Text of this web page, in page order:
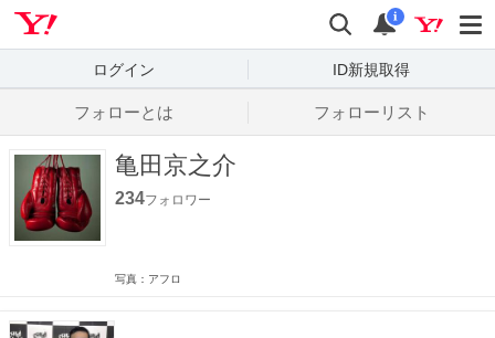
検索
通知
i
ログイン ID新規取得
フォローとは フォローリスト
亀田京之介
234フォロワー
写真：アフロ